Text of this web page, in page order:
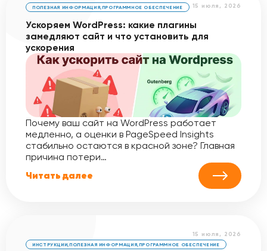
15 июля, 2026
ПОЛЕЗНАЯ ИНФОРМАЦИЯ,ПРОГРАММНОЕ ОБЕСПЕЧЕНИЕ
Ускоряем WordPress: какие плагины
замедляют сайт и что установить для
ускорения
Почему ваш сайт на WordPress работает
медленно, а оценки в PageSpeed Insights
стабильно остаются в красной зоне? Главная
причина потери…
Читать далее
15 июля, 2026
ИНСТРУКЦИИ,ПОЛЕЗНАЯ ИНФОРМАЦИЯ,ПРОГРАММНОЕ ОБЕСПЕЧЕНИЕ